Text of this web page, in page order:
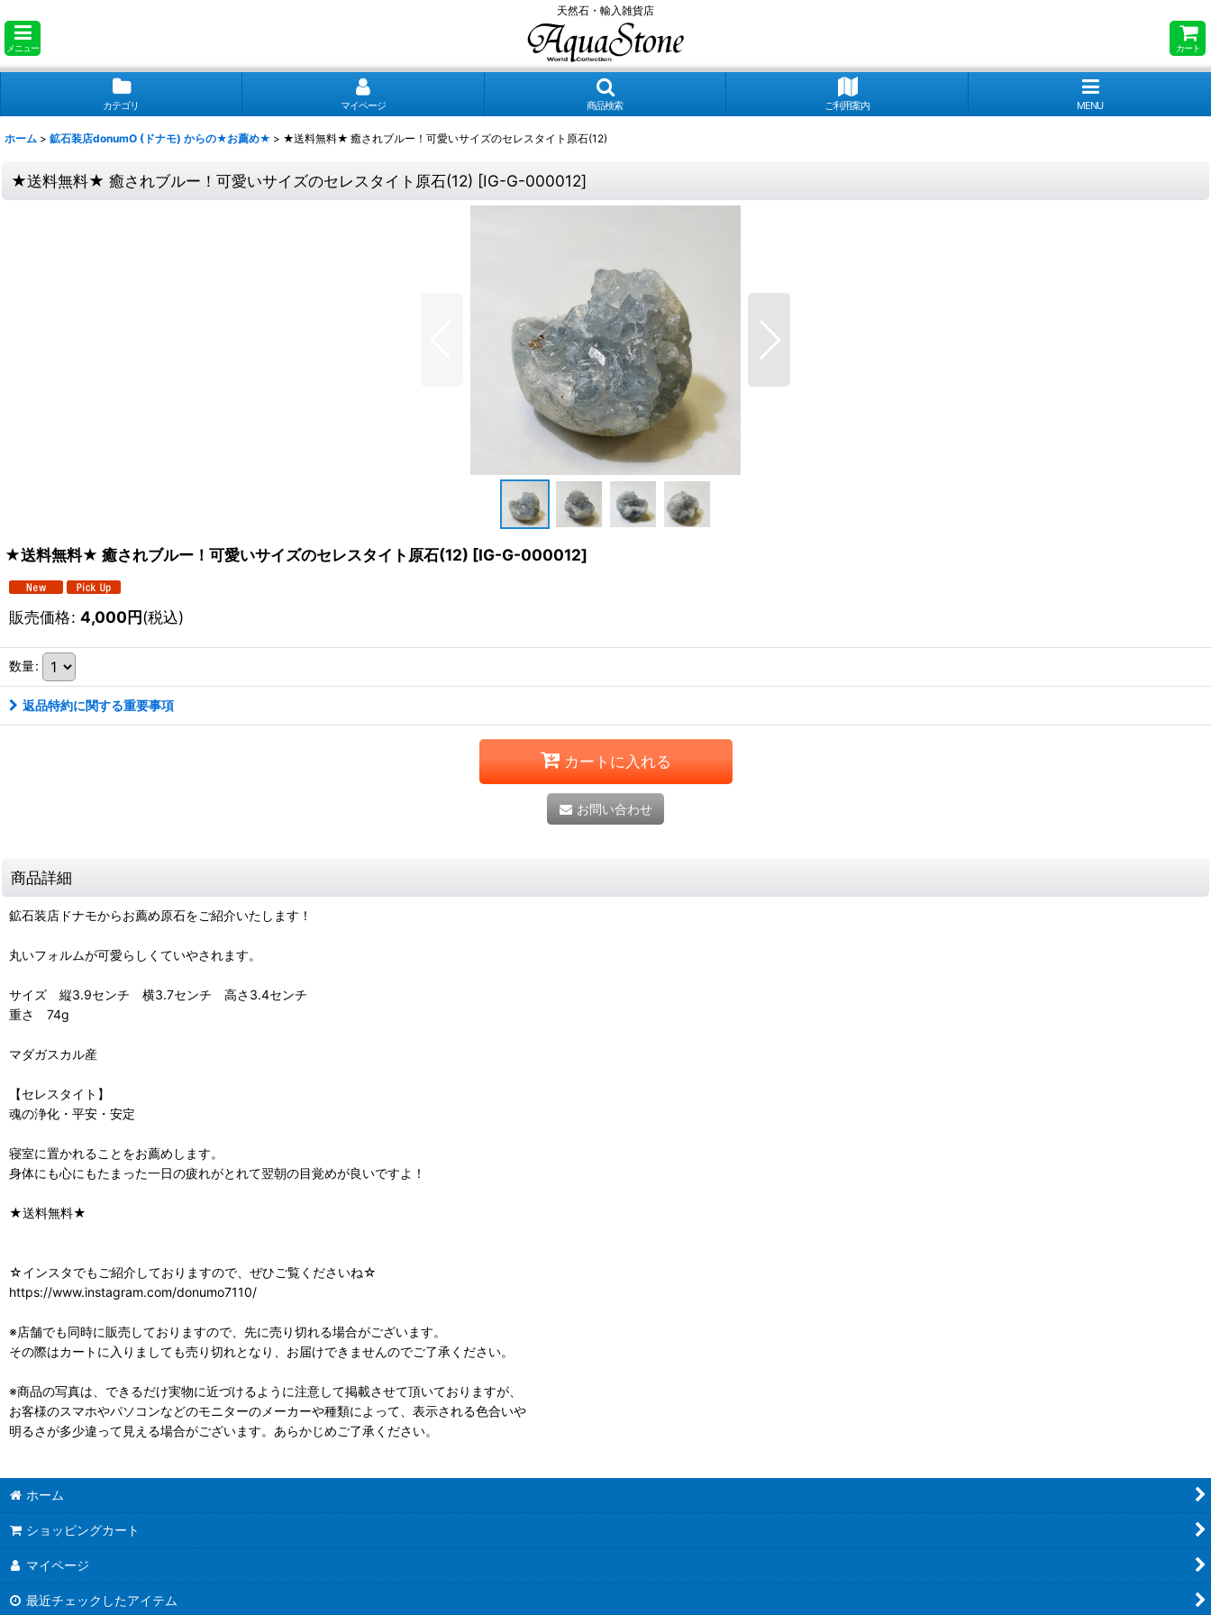
天然石・輸入雑貨店
メニュー カート
カテゴリ マイページ 商品検索 ご利用案内 MENU
ホーム > 鉱石装店donumO (ドナモ) からの★お薦め★ > ★送料無料★ 癒されブルー！可愛いサイズのセレスタイト原石(12)
★送料無料★ 癒されブルー！可愛いサイズのセレスタイト原石(12) [IG-G-000012]
★送料無料★ 癒されブルー！可愛いサイズのセレスタイト原石(12) [IG-G-000012]
販売価格: 4,000円(税込)
数量:
返品特約に関する重要事項
カートに入れる
お問い合わせ
商品詳細
鉱石装店ドナモからお薦め原石をご紹介いたします！
丸いフォルムが可愛らしくていやされます。
サイズ 縦3.9センチ 横3.7センチ 高さ3.4センチ
重さ 74g
マダガスカル産
【セレスタイト】
魂の浄化・平安・安定
寝室に置かれることをお薦めします。
身体にも心にもたまった一日の疲れがとれて翌朝の目覚めが良いですよ！
★送料無料★
☆インスタでもご紹介しておりますので、ぜひご覧くださいね☆
https://www.instagram.com/donumo7110/
※店舗でも同時に販売しておりますので、先に売り切れる場合がございます。
その際はカートに入りましても売り切れとなり、お届けできませんのでご了承ください。
※商品の写真は、できるだけ実物に近づけるように注意して掲載させて頂いておりますが、
お客様のスマホやパソコンなどのモニターのメーカーや種類によって、表示される色合いや
明るさが多少違って見える場合がございます。あらかじめご了承ください。
ホーム
ショッピングカート
マイページ
最近チェックしたアイテム